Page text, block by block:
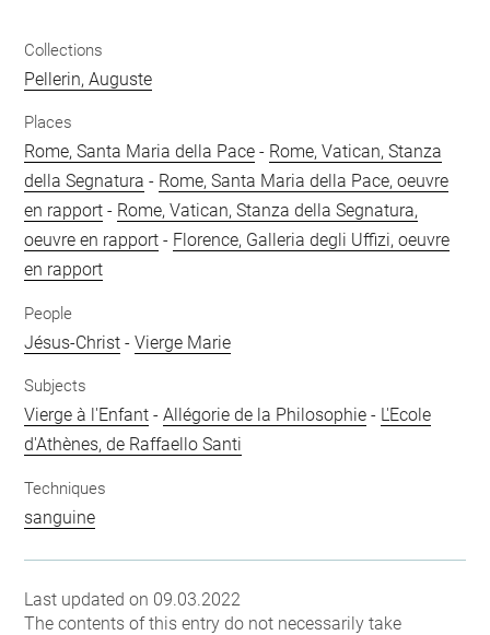
Collections
Pellerin, Auguste
Places
Rome, Santa Maria della Pace - Rome, Vatican, Stanza
della Segnatura - Rome, Santa Maria della Pace, oeuvre
en rapport - Rome, Vatican, Stanza della Segnatura,
oeuvre en rapport - Florence, Galleria degli Uffizi, oeuvre
en rapport
People
Jésus-Christ -Vierge Marie
Subjects
Vierge à l'Enfant -Allégorie de la Philosophie - L'Ecole
d'Athènes, de Raffaello Santi
Techniques
sanguine
Last updated on 09.03.2022
The contents of this entry do not necessarily take